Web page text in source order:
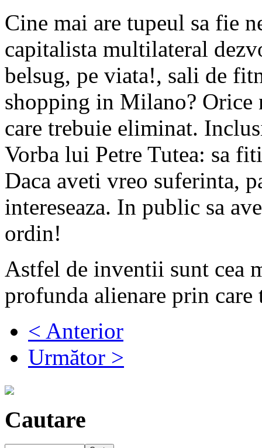
Cine mai are tupeul sa fie
capitalista multilateral
belsug, pe viata!, sali de
shopping in Milano? Orice
care trebuie eliminat.
Vorba lui Petre Tutea: sa
Daca aveti vreo suferinta,
intereseaza. In public sa
ordin!
Astfel de inventii sunt cea
profunda alienare prin care
< Anterior
Următor >
Cautare